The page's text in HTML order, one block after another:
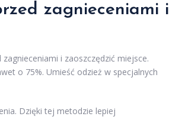
zagnieceniami i
i zaoszczędzić miejsce.
o 75%. Umieść odzież w specjalnych
Dzięki tej metodzie lepiej